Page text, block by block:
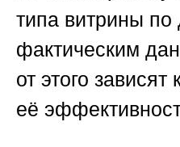
типа витрины по
фактическим
от этого
её